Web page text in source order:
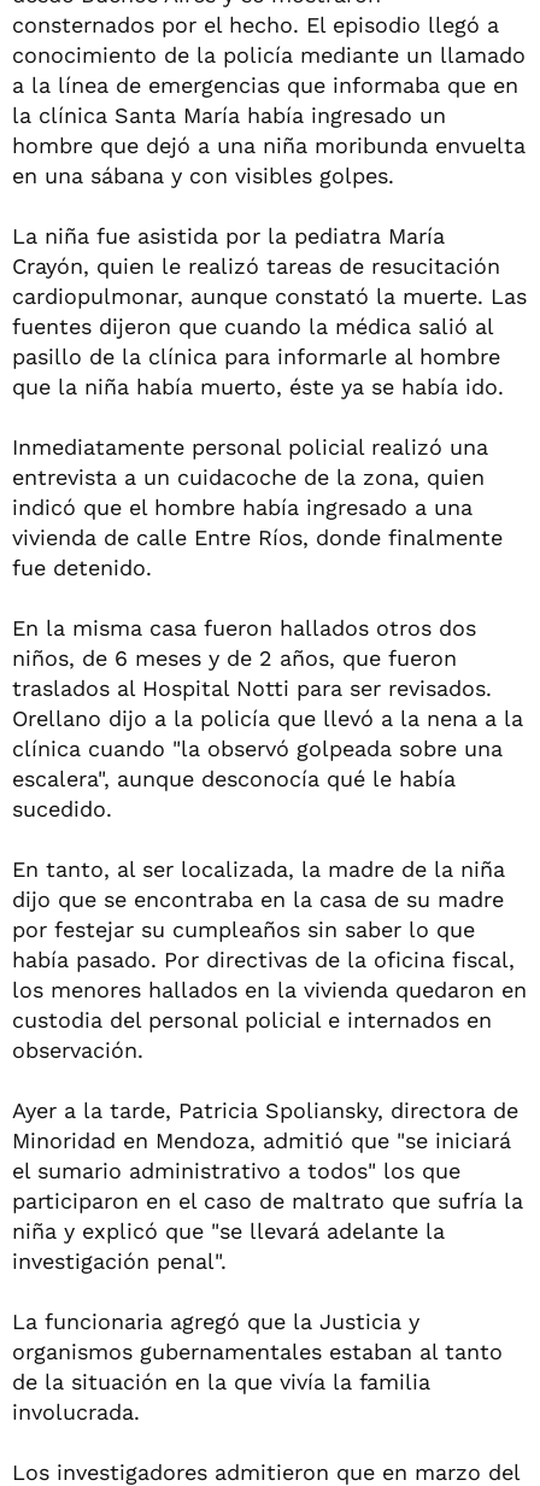
consternados por el hecho. El episodio llegó a
conocimiento de la policía mediante un llamado
a la línea de emergencias que informaba que en
la clínica Santa María había ingresado un
hombre que dejó a una niña moribunda envuelta
en una sábana y con visibles golpes.
La niña fue asistida por la pediatra María
Crayón, quien le realizó tareas de resucitación
cardiopulmonar, aunque constató la muerte. Las
fuentes dijeron que cuando la médica salió al
pasillo de la clínica para informarle al hombre
que la niña había muerto, éste ya se había ido.
Inmediatamente personal policial realizó una
entrevista a un cuidacoche de la zona, quien
indicó que el hombre había ingresado a una
vivienda de calle Entre Ríos, donde finalmente
fue detenido.
En la misma casa fueron hallados otros dos
niños, de 6 meses y de 2 años, que fueron
traslados al Hospital Notti para ser revisados.
Orellano dijo a la policía que llevó a la nena a la
clínica cuando "la observó golpeada sobre una
escalera", aunque desconocía qué le había
sucedido.
En tanto, al ser localizada, la madre de la niña
dijo que se encontraba en la casa de su madre
por festejar su cumpleaños sin saber lo que
había pasado. Por directivas de la oficina fiscal,
los menores hallados en la vivienda quedaron en
custodia del personal policial e internados en
observación.
Ayer a la tarde, Patricia Spoliansky, directora de
Minoridad en Mendoza, admitió que "se iniciará
el sumario administrativo a todos" los que
participaron en el caso de maltrato que sufría la
niña y explicó que "se llevará adelante la
investigación penal".
La funcionaria agregó que la Justicia y
organismos gubernamentales estaban al tanto
de la situación en la que vivía la familia
involucrada.
Los investigadores admitieron que en marzo del